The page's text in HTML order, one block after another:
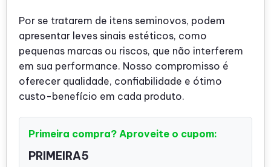
Por se tratarem de itens seminovos, podem
apresentar leves sinais estéticos, como
pequenas marcas ou riscos, que não interferem
em sua performance. Nosso compromisso é
oferecer qualidade, confiabilidade e ótimo
custo-benefício em cada produto.
Primeira compra? Aproveite o cupom:
PRIMEIRA5